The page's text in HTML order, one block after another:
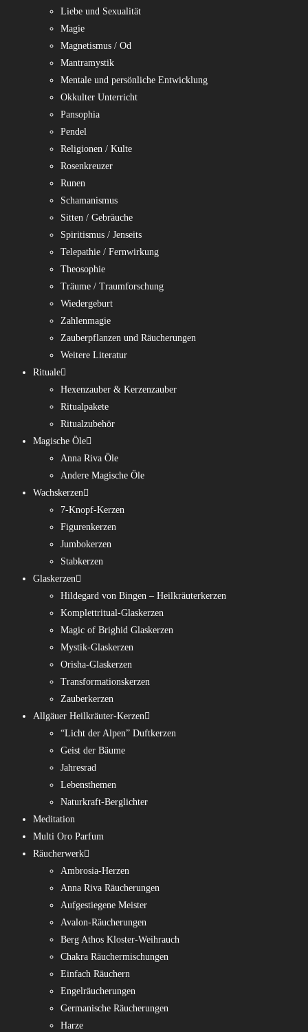
Liebe und Sexualität
Magie
Magnetismus / Od
Mantramystik
Mentale und persönliche Entwicklung
Okkulter Unterricht
Pansophia
Pendel
Religionen / Kulte
Rosenkreuzer
Runen
Schamanismus
Sitten / Gebräuche
Spiritismus / Jenseits
Telepathie / Fernwirkung
Theosophie
Träume / Traumforschung
Wiedergeburt
Zahlenmagie
Zauberpflanzen und Räucherungen
Weitere Literatur
Rituale
Hexenzauber & Kerzenzauber
Ritualpakete
Ritualzubehör
Magische Öle
Anna Riva Öle
Andere Magische Öle
Wachskerzen
7-Knopf-Kerzen
Figurenkerzen
Jumbokerzen
Stabkerzen
Glaskerzen
Hildegard von Bingen – Heilkräuterkerzen
Komplettritual-Glaskerzen
Magic of Brighid Glaskerzen
Mystik-Glaskerzen
Orisha-Glaskerzen
Transformationskerzen
Zauberkerzen
Allgäuer Heilkräuter-Kerzen
“Licht der Alpen” Duftkerzen
Geist der Bäume
Jahresrad
Lebensthemen
Naturkraft-Berglichter
Meditation
Multi Oro Parfum
Räucherwerk
Ambrosia-Herzen
Anna Riva Räucherungen
Aufgestiegene Meister
Avalon-Räucherungen
Berg Athos Kloster-Weihrauch
Chakra Räuchermischungen
Einfach Räuchern
Engelräucherungen
Germanische Räucherungen
Harze